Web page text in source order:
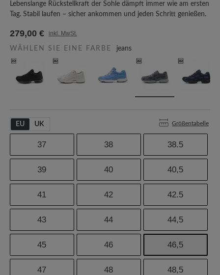
Lebenslange Rückstellkraft der Sohle dämpft immer wie am ersten
Tag. Stabil laufen – sicher ankommen und jeden Schritt genießen.
279,00 € inkl. MwSt.
WÄHLEN SIE EINE FARBE jeans
EU UK Größentabelle
37 38 38.5
39 40 40,5
41 42 42.5
43 44 44,5
45 46 46,5
47 48 48,5